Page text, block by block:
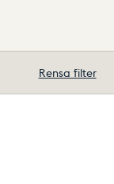
Rensa filter